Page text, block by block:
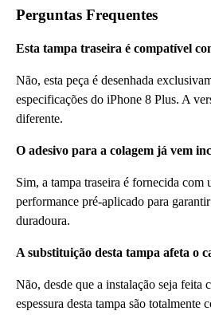
Perguntas Frequentes
Esta tampa traseira é compatível
Não, esta peça é desenhada
especificações do iPhone 8 Plus. A
diferente.
O adesivo para a colagem já vem
Sim, a tampa traseira é fornecida com
performance pré-aplicado para
duradoura.
A substituição desta tampa afeta o
Não, desde que a instalação seja feita
espessura desta tampa são totalmente